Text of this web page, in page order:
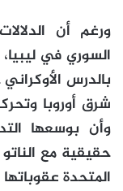
ورغم أن
السوري في ليبيا،
بالدرس
شرق أوروبا
وأن بوسعها
حقيقية مع الناتو
المتحدة